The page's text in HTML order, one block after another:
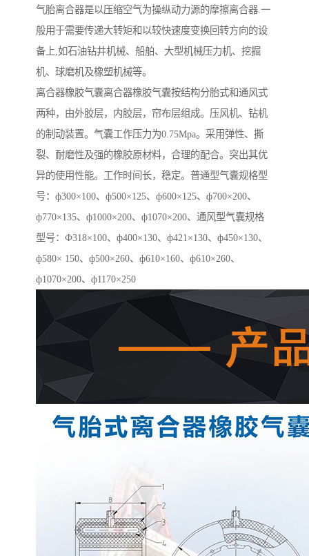
气胎离合器是以压缩空气为操纵动力源的摩擦离合器.一
般用于需要传递大转矩和以较快速度变换回转方向的设
备上,如石油钻井机械、船舶、大型机械压力机、挖掘
机、球磨机及橡塑机械等。
离合器橡胶气囊离合器橡胶气囊按结构分胎式和通风式
两种，由外胶层，内胶层，帘布层组成。压风机、钻机
的制动装置。气囊工作压力为0.75Mpa。采用弹性、撕
裂、耐磨性及强的橡胶原材料，合理的配合。突出其优
异的使用性能。工作时间长，稳定。普通型气囊规格型
号：ф300×100、ф500×125、ф600×125、ф700×200、
ф770×135、ф1000×200、ф1070×200、通风型气囊规格
型号：Ф318×100、ф400×130、ф421×130、ф450×130、
ф580× 150、ф500×260、ф610×160、ф610×260、
ф1070×200、ф1170×250